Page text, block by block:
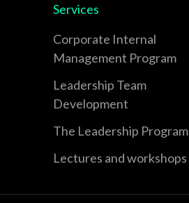
Services
Corporate Internal
Management Program
Leadership Team
Development
The Leadership Program
Lectures and workshops